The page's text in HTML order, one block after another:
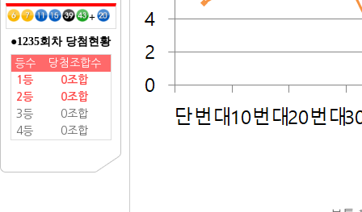
+
●1235회차 당첨현황
등수
당첨조합수
1등
0조합
2등
0조합
3등
0조합
4등
0조합